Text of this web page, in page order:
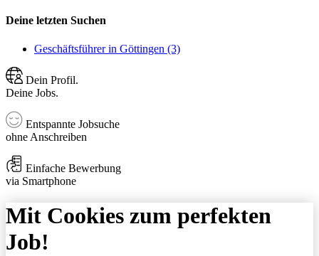
Deine letzten Suchen
Geschäftsführer in Göttingen (3)
Dein Profil.
Deine Jobs.
Entspannte Jobsuche
ohne Anschreiben
Einfache Bewerbung
via Smartphone
Mit Cookies zum perfekten
Job!